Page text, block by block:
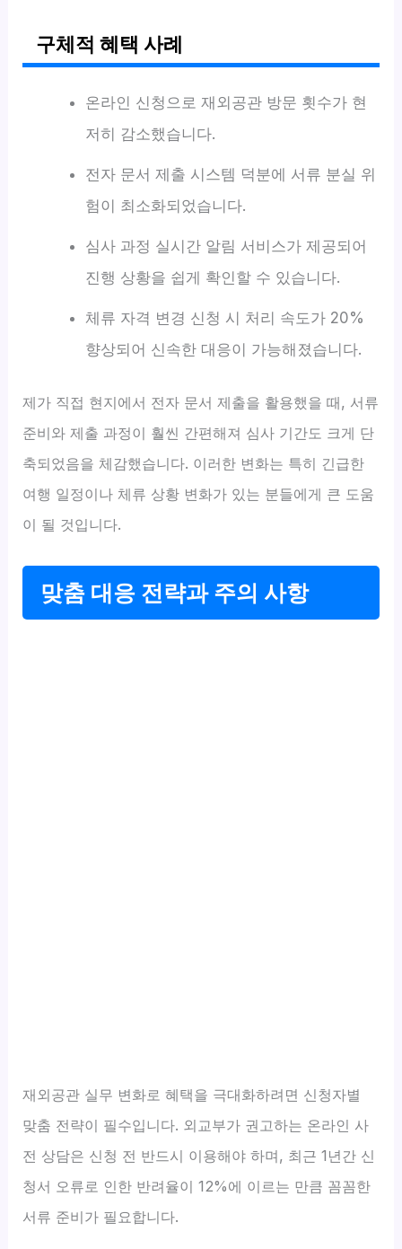
구체적 혜택 사례
온라인 신청으로 재외공관 방문 횟수가 현
저히 감소했습니다.
전자 문서 제출 시스템 덕분에 서류 분실 위
험이 최소화되었습니다.
심사 과정 실시간 알림 서비스가 제공되어
진행 상황을 쉽게 확인할 수 있습니다.
체류 자격 변경 신청 시 처리 속도가 20%
향상되어 신속한 대응이 가능해졌습니다.
제가 직접 현지에서 전자 문서 제출을 활용했을 때, 서류
준비와 제출 과정이 훨씬 간편해져 심사 기간도 크게 단
축되었음을 체감했습니다. 이러한 변화는 특히 긴급한
여행 일정이나 체류 상황 변화가 있는 분들에게 큰 도움
이 될 것입니다.
맞춤 대응 전략과 주의 사항
재외공관 실무 변화로 혜택을 극대화하려면 신청자별
맞춤 전략이 필수입니다. 외교부가 권고하는 온라인 사
전 상담은 신청 전 반드시 이용해야 하며, 최근 1년간 신
청서 오류로 인한 반려율이 12%에 이르는 만큼 꼼꼼한
서류 준비가 필요합니다.